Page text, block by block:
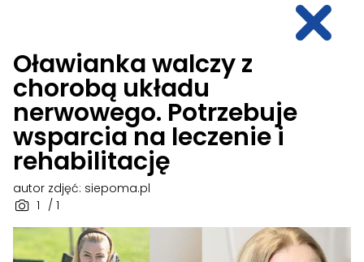
Oławianka walczy z
chorobą układu
nerwowego. Potrzebuje
wsparcia na leczenie i
rehabilitację
1 / 1
autor zdjęć: siepoma.pl